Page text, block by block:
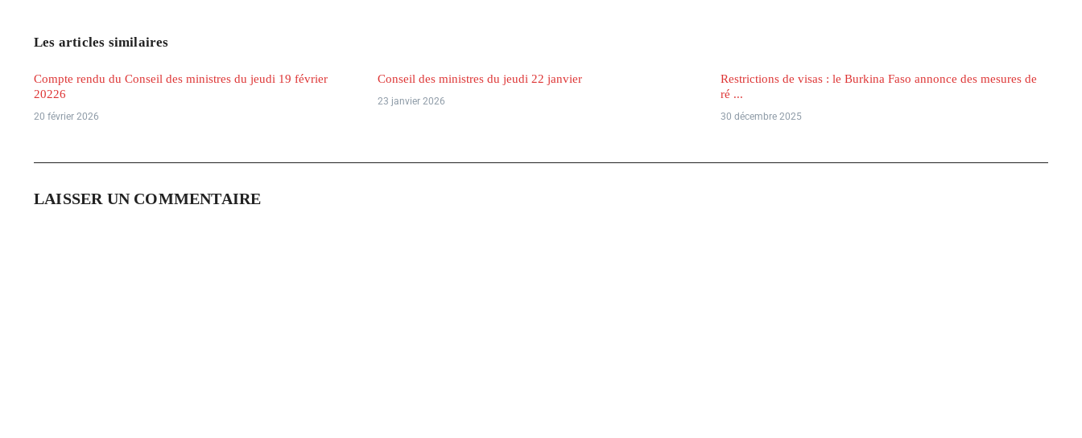
Les articles similaires
Compte rendu du Conseil des ministres du jeudi 19 février
20226
20 février 2026
Conseil des ministres du jeudi 22 janvier
23 janvier 2026
Restrictions de visas : le Burkina Faso annonce des mesures de
ré ...
30 décembre 2025
LAISSER UN COMMENTAIRE